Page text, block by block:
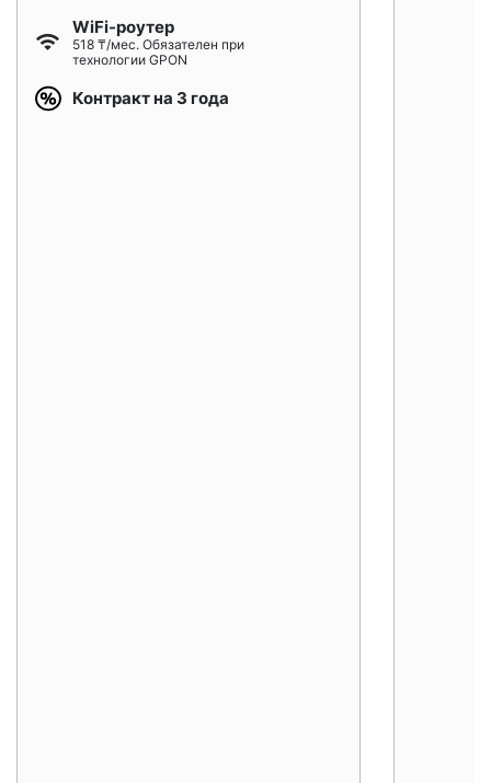
WiFi-роутер
518 ₸/мес. Обязателен при
технологии GPON
Контракт на 3 года